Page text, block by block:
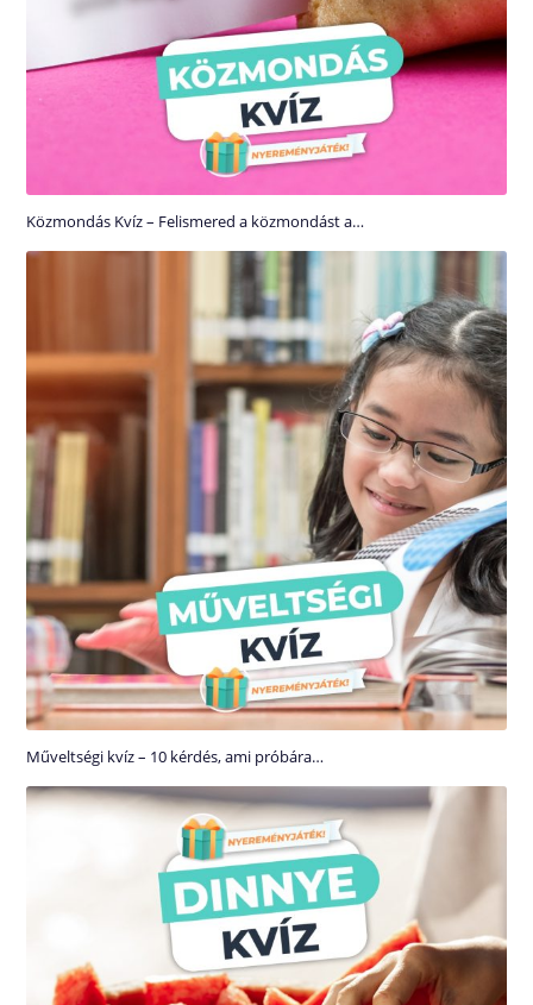
Közmondás Kvíz – Felismered a közmondást a…
Műveltségi kvíz – 10 kérdés, ami próbára…